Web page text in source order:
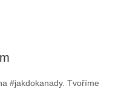
#jakdokanady. Tvoříme